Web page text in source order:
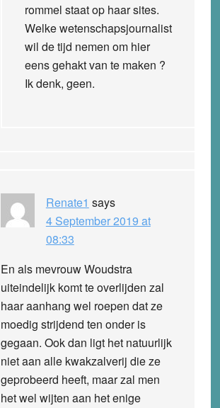
rommel staat op haar sites.
Welke wetenschapsjournalist
wil de tijd nemen om hier
eens gehakt van te maken ?
Ik denk, geen.
Renate1 says
4 September 2019 at
08:33
En als mevrouw Woudstra
uiteindelijk komt te overlijden zal
haar aanhang wel roepen dat ze
moedig strijdend ten onder is
gegaan. Ook dan ligt het natuurlijk
niet aan alle kwakzalverij die ze
geprobeerd heeft, maar zal men
het wel wijten aan het enige